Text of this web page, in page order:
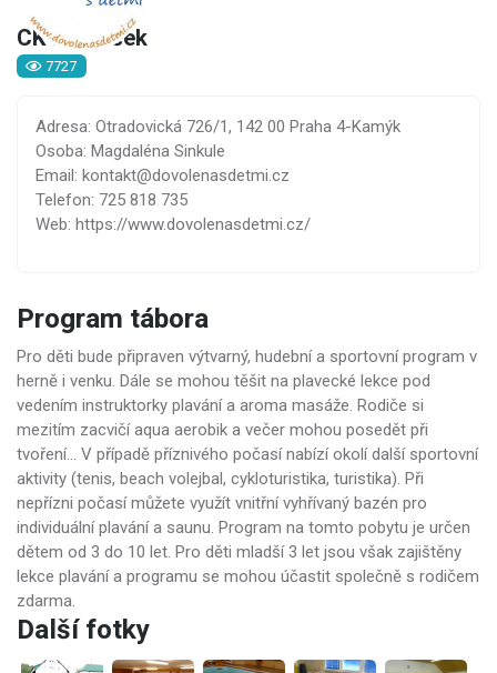
CK Domeček
7727
Adresa: Otradovická 726/1, 142 00 Praha 4-Kamýk
Osoba: Magdaléna Sinkule
Email: kontakt@dovolenasdetmi.cz
Telefon: 725 818 735
Web: https://www.dovolenasdetmi.cz/
Program tábora
Pro děti bude připraven výtvarný, hudební a sportovní program v
herně i venku. Dále se mohou těšit na plavecké lekce pod
vedením instruktorky plavání a aroma masáže. Rodiče si
mezitím zacvičí aqua aerobik a večer mohou posedět při
tvoření… V případě příznivého počasí nabízí okolí další sportovní
aktivity (tenis, beach volejbal, cykloturistika, turistika). Při
nepřízni počasí můžete využít vnitřní vyhřívaný bazén pro
individuální plavání a saunu. Program na tomto pobytu je určen
dětem od 3 do 10 let. Pro děti mladší 3 let jsou však zajištěny
lekce plavání a programu se mohou účastit společně s rodičem
zdarma.
Další fotky